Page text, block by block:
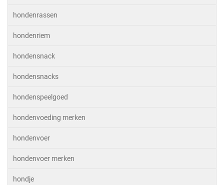
hondenrassen
hondenriem
hondensnack
hondensnacks
hondenspeelgoed
hondenvoeding merken
hondenvoer
hondenvoer merken
hondje